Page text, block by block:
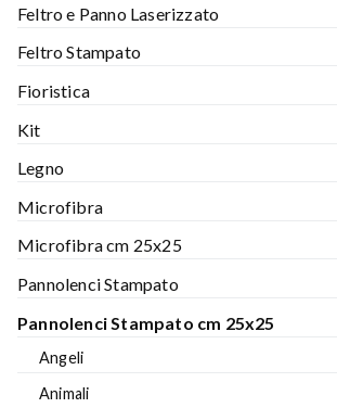
Feltro e Panno Laserizzato
Feltro Stampato
Fioristica
Kit
Legno
Microfibra
Microfibra cm 25x25
Pannolenci Stampato
Pannolenci Stampato cm 25x25
Angeli
Animali